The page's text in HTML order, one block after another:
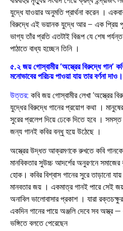
যুদ্ধে যাওয়ার অনুমতি প্রার্থনা করেন ।
বিরুদ্ধে এই ভয়ানক যুদ্ধে আর – এক প্রিয়
ভাগ্য তাঁর প্রতি এতটাই বিরূপ যে শেষ
পাঠাতে বাধ্য হচ্ছেন তিনি ।
৫.২ জয় গোস্বামীর ‘অস্ত্রের বিরুদ্ধে গান’
মনোভাবের পরিচয় পাওয়া যায় তার বর্ণনা দাও।
উত্তর: কবি জয় গোস্বামীর লেখা ‘অস্ত্রের
যুদ্ধের বিরুদ্ধে গানের প্রয়োগ কথা ।
সুরের প্রলেপ দিয়ে ঢেকে দিতে হবে ।
জন্য গানই কবির বন্ধু হয়ে উঠেছে ।
অস্ত্রের উদ্ধত আক্রমণকে রুখতে কবি
মানবিকতার সুউচ্চ আদর্শের অনুরণনে
হোক। কবির বিশ্বাস গানের সুরে তাড়ানো
মানবতার জয় । একমাত্র গানই পারে সেই
অনাবিল ভালোবাসার প্রকাশ । যারা
একদিন গানের পায়ে অঞ্জলি দেবে সব অস্ত্র
ভঙ্গিতে বলতে পেরেছেন